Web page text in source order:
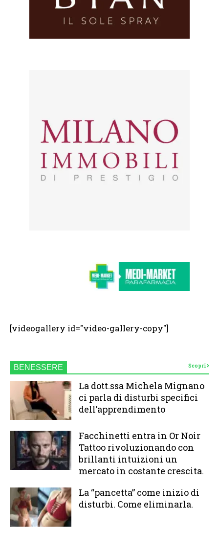
[videogallery id="video-gallery-copy"]
BENESSERE Scopri
La dott.ssa Michela Mignano
ci parla di disturbi specifici
dell’apprendimento
Facchinetti entra in Or Noir
Tattoo rivoluzionando con
brillanti intuizioni un
mercato in costante crescita.
La “pancetta” come inizio di
disturbi. Come eliminarla.